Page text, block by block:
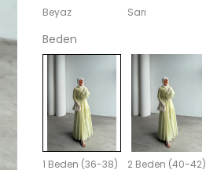
Beyaz Sarı
Beden
1 Beden (36-38) 2 Beden (40-42)